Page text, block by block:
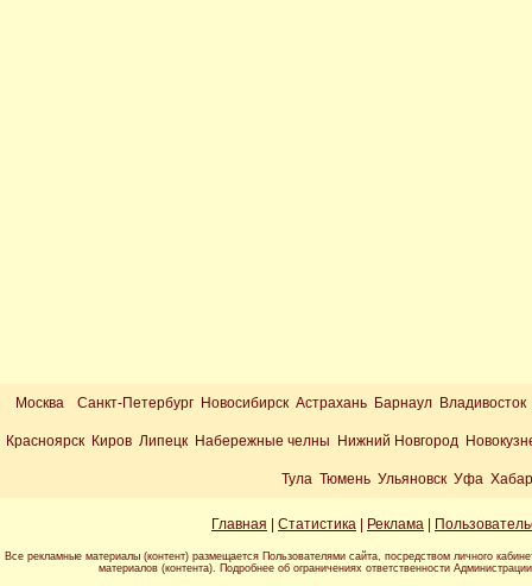
Москва Санкт-Петербург Новосибирск Астрахань Барнаул
Красноярск Киров Липецк Набережные челны Нижний Новгород
Тула Тюмень Ульяновск Уфа
Главная Статистика Реклама
Все рекламные материалы (контент) размещается Пользователями сайта, посредством личного
материалов (контента). Подробнее об ограничениях ответственности